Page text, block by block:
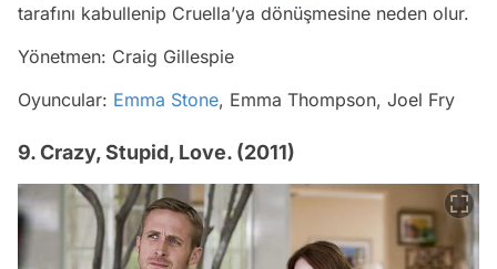
tarafını kabullenip Cruella’ya dönüşmesine neden olur.
Yönetmen: Craig Gillespie
Oyuncular: Emma Stone, Emma Thompson, Joel Fry
9. Crazy, Stupid, Love. (2011)